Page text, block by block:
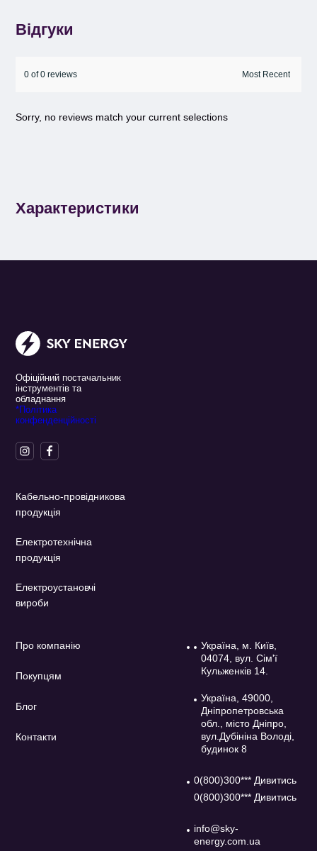
Відгуки
0 of 0 reviews
Sorry, no reviews match your current selections
Характеристики
Офіційний постачальник
інструментів та
обладнання
*Політика
конфенденційності
Кабельно-провідникова
продукція
Електротехнічна
продукція
Електроустановчі
вироби
Про компанію
Покупцям
Блог
Контакти
Україна, м. Київ,
04074, вул. Сім'ї
Кульженків 14.
Україна, 49000,
Дніпропетровська
обл., місто Дніпро,
вул.Дубініна Володі,
будинок 8
0(800)300*** Дивитись
0(800)300*** Дивитись
info@sky-
energy.com.ua